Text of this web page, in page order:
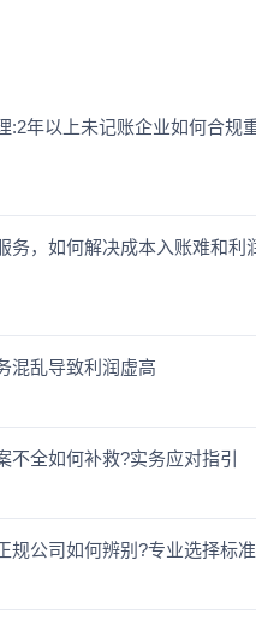
:2年以上未记账企业如何合规
务，如何解决成本入账难和利
混乱导致利润虚高
不全如何补救?实务应对指引
规公司如何辨别?专业选择标